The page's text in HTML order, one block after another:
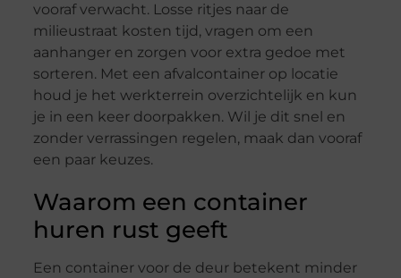
vooraf verwacht. Losse ritjes naar de
milieustraat kosten tijd, vragen om een
aanhanger en zorgen voor extra gedoe met
sorteren. Met een afvalcontainer op locatie
houd je het werkterrein overzichtelijk en kun
je in een keer doorpakken. Wil je dit snel en
zonder verrassingen regelen, maak dan vooraf
een paar keuzes.
Waarom een container
huren rust geeft
Een container voor de deur betekent minder